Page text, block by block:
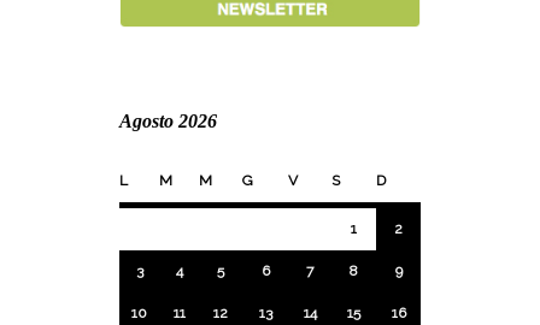
Agosto 2026
L M M G V S D
1 2
3 4 5 6 7 8 9
10 11 12 13 14 15 16